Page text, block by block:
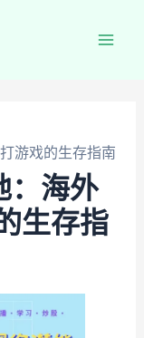
游戏的生存指南
：海外
生存指